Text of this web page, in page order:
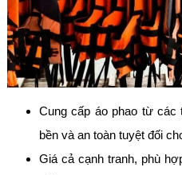
Cung cấp áo phao từ
bền và an toàn tuyệt đối
Giá cả cạnh tranh, phù